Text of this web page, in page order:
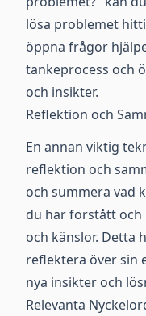
lösa problemet
öppna frågor
tankeprocess och
och insikter.
Reflektion och
En annan viktig
reflektion och
och summera vad
du har förstått
och känslor. Detta
reflektera över sin
nya insikter och
Relevanta